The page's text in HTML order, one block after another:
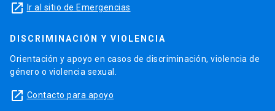
launch Ir al sitio de Emergencias
DISCRIMINACIÓN Y VIOLENCIA
Orientación y apoyo en casos de discriminación, violencia de
género o violencia sexual.
launch Contacto para apoyo